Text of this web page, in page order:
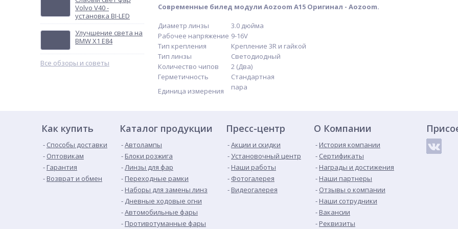
Volvo V40 -
установка BI-LED
Улучшение света на
BMW X1 E84
Все обзоры и советы
Современные билед модули Aozoom A15 Оригинал - Aozoom.
Диаметр линзы
3.0 дюйма
Рабочее напряжение 9-16V
Тип крепления
Крепление 3R и гайкой
Тип линзы
Светодиодный
Количество чипов
2 (Два)
Герметичность
Стандартная
Единица измерения
пара
Как купить
Способы доставки
Оптовикам
Гарантия
Возврат и обмен
Каталог продукции
Автолампы
Блоки розжига
Линзы для фар
Переходные рамки
Наборы для замены линз
Дневные ходовые огни
Автомобильные фары
Противотуманные фары
Пресс-центр
Акции и скидки
Установочный центр
Наши работы
Фотогалерея
Видеогалерея
О Компании
История компании
Сертификаты
Награды и достижения
Наши партнеры
Отзывы о компании
Наши сотрудники
Вакансии
Реквизиты